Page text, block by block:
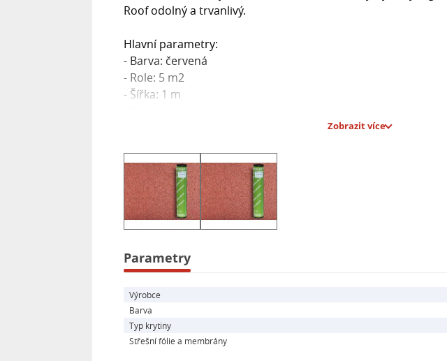
Roof odolný a trvanlivý.
Hlavní parametry:
- Barva: červená
- Role: 5 m2
- Šířka: 1 m
Užitečným upozorněním je správné skladování pásů ve svislé
deformaci materiálu. Při aplikaci je důležité dodržovat
mechanické upevnění u šikmých střech. S Tegola Garden Roof
spolehlivou hydroizolaci pro vaše střechy bez obav z vlhkosti
Zobrazit více
Parametry
Výrobce
Barva
Typ krytiny
Střešní fólie a membrány